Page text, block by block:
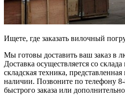
Ищете, где заказать вилочный
Мы готовы доставить ваш заказ в
Доставка осуществляется со
складская техника, представленная
наличии. Позвоните по телефону
быстрого заказа или